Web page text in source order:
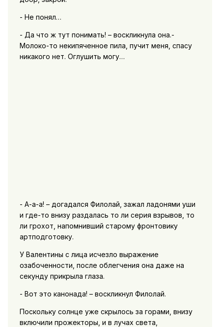
- Не понял…
- Да что ж тут понимать! – воскликнула она.-
Молоко-то некипяченное пила, пучит меня, спасу
никакого нет. Оглушить могу…
- А-а-а! – догадался Филолай, зажал ладонями уши
и где-то внизу раздалась то ли серия взрывов, то
ли грохот, напомнивший старому фронтовику
артподготовку.
У Валентины с лица исчезло выражение
озабоченности, после облегчения она даже на
секунду прикрыла глаза.
- Вот это канонада! – воскликнул Филолай.
Поскольку солнце уже скрылось за горами, внизу
включили прожекторы, и в лучах света,